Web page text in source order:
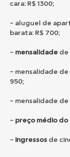
cara: R$ 1300;
– aluguel de
barata: R$ 700;
– mensalidade de
– mensalidade
950;
– mensalidade de
– preço médio do
– ingressos de